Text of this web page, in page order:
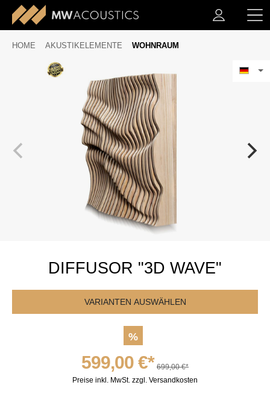
HOME AKUSTIKELEMENTE WOHNRAUM
DIFFUSOR "3D WAVE"
VARIANTEN AUSWÄHLEN
%
599,00 €* 699,00 €*
Preise inkl. MwSt. zzgl. Versandkosten